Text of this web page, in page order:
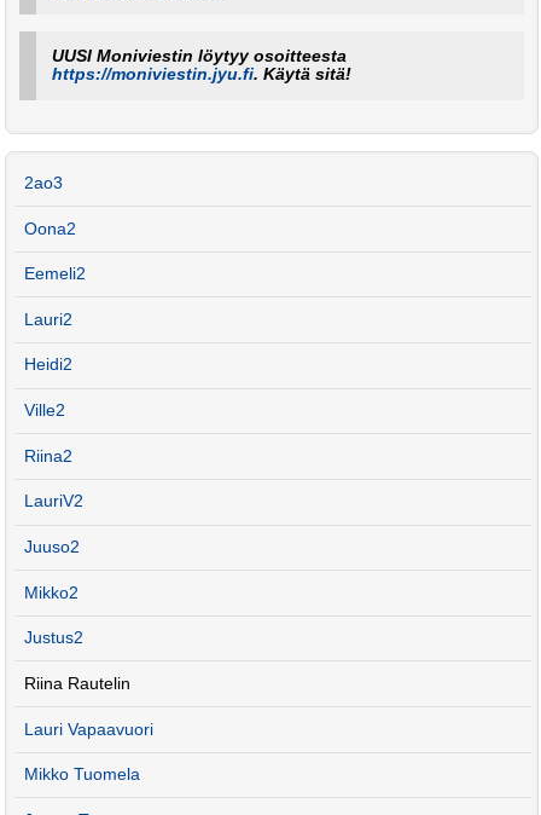
UUSI Moniviestin löytyy osoitteesta
https://moniviestin.jyu.fi. Käytä sitä!
2ao3
Oona2
Eemeli2
Lauri2
Heidi2
Ville2
Riina2
LauriV2
Juuso2
Mikko2
Justus2
Riina Rautelin
Lauri Vapaavuori
Mikko Tuomela